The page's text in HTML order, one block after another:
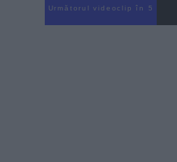
Următorul videoclip în 4